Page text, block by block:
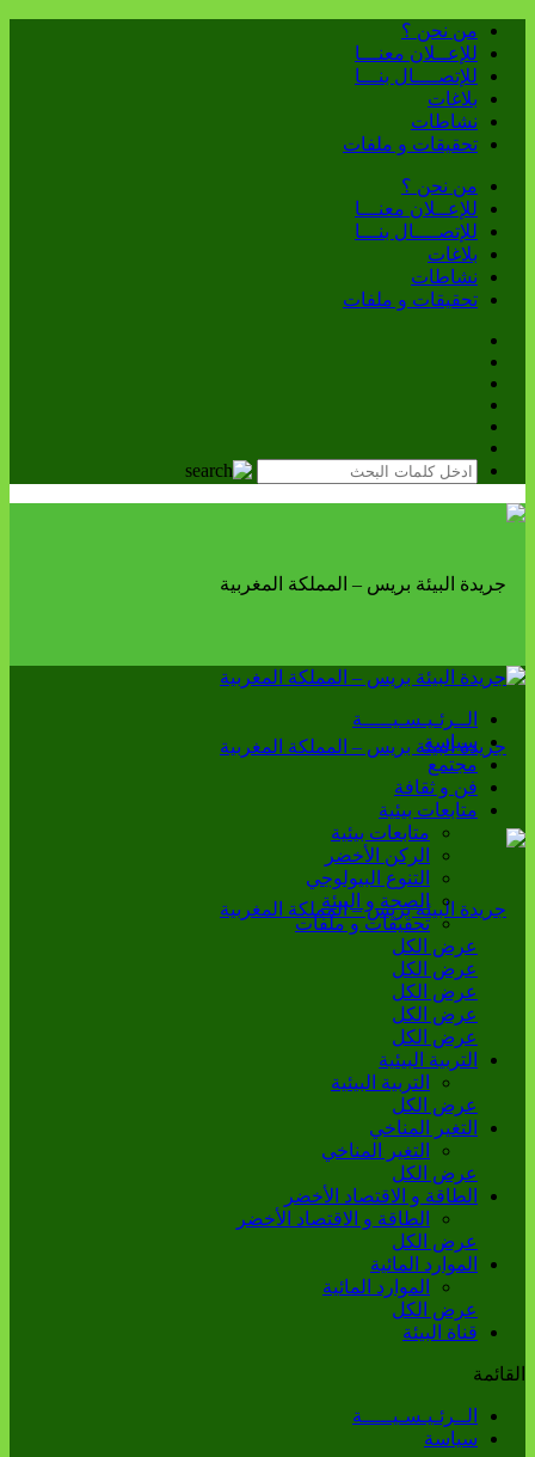
من نحن ؟
للإعــلان معنـــا
للإتصــــال بنـــا
بلاغات
نشاطات
تحقيقات و ملفات
من نحن ؟
للإعــلان معنـــا
للإتصــــال بنـــا
بلاغات
نشاطات
تحقيقات و ملفات
الــرئـيـسـيـــــة
سياسة
مجتمع
فن و ثقافة
متابعات بيئية
متابعات بيئية
الركن الأخضر
التنوع البيولوجي
الصحة و البيئة
تحقيقات و ملفات
عرض الكل
عرض الكل
عرض الكل
عرض الكل
عرض الكل
التربية البيئية
التربية البيئية
عرض الكل
التغير المناخي
التغير المناخي
عرض الكل
الطاقة و الاقتصاد الأخضر
الطاقة و الاقتصاد الأخضر
عرض الكل
الموارد المائية
الموارد المائية
عرض الكل
قناة البيئة
القائمة
الــرئـيـسـيـــــة
سياسة